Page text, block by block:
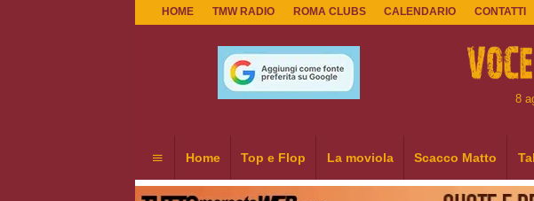
HOME TMW RADIO ROMA CLUBS CALENDARIO CONTATTI
8
Home Top e Flop La moviola Scacco Matto